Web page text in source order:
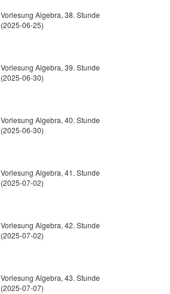
Vorlesung Algebra, 38. Stunde
(2025-06-25)
Vorlesung Algebra, 39. Stunde
(2025-06-30)
Vorlesung Algebra, 40. Stunde
(2025-06-30)
Vorlesung Algebra, 41. Stunde
(2025-07-02)
Vorlesung Algebra, 42. Stunde
(2025-07-02)
Vorlesung Algebra, 43. Stunde
(2025-07-07)